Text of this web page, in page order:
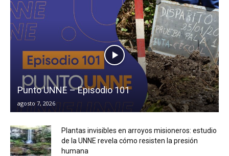
Punto UNNE – Episodio 101
agosto 7, 2026
Plantas invisibles en arroyos misioneros: estudio
de la UNNE revela cómo resisten la presión
humana